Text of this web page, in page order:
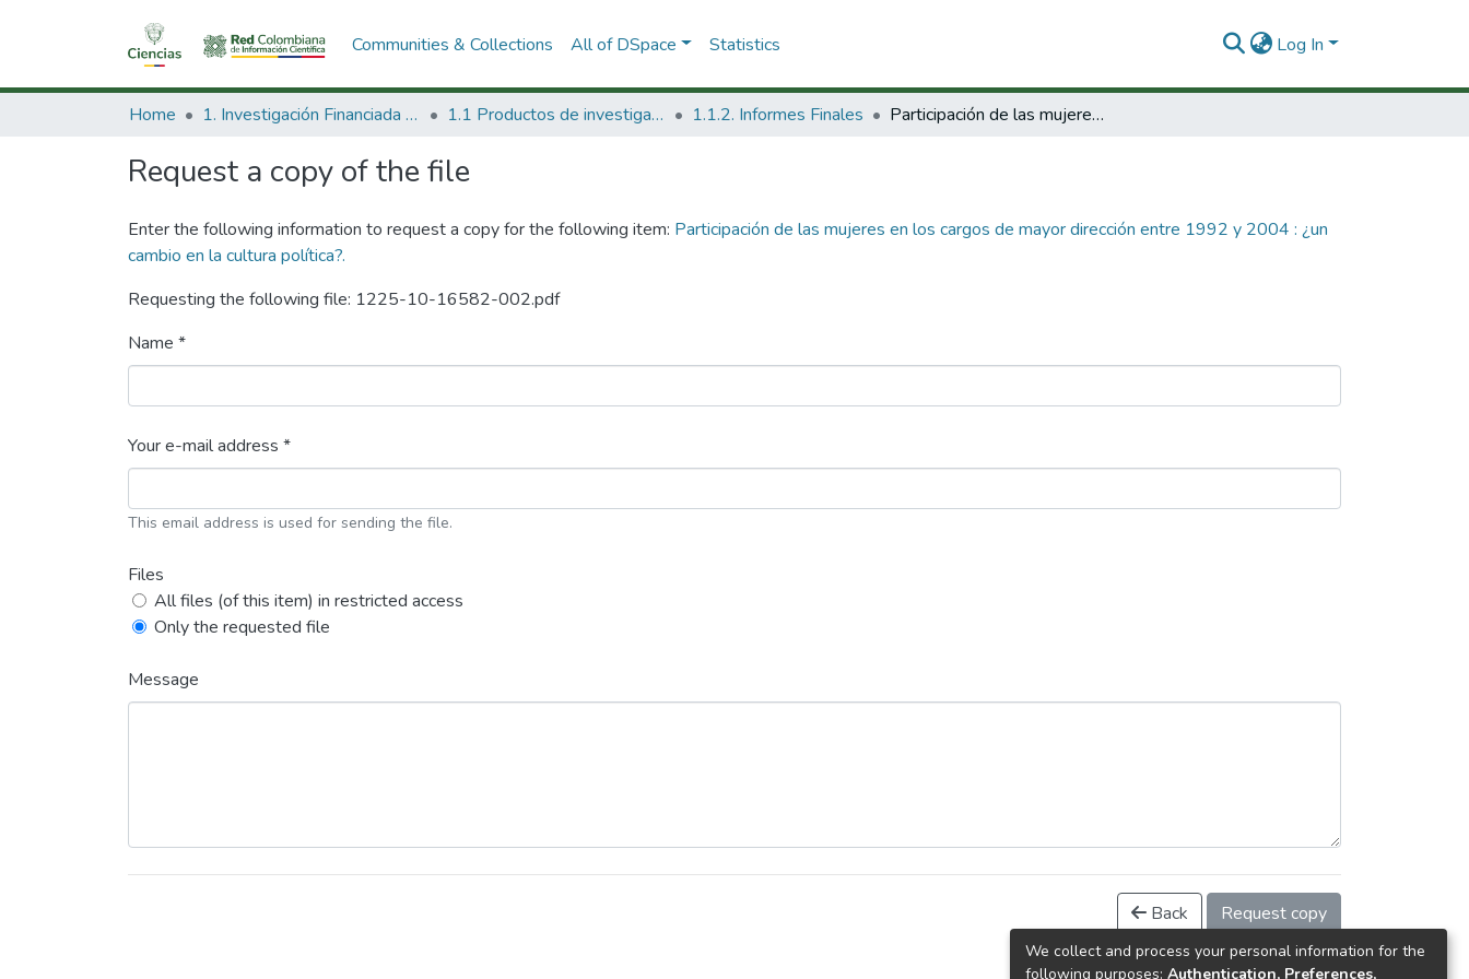
Communities & Collections All of DSpace Statistics Log In
Home 1. Investigación Financiada con Recursos Públicos 1.1 Productos de investigación 1.1.2. Informes Finales Participación de las mujeres en los cargos de mayor dirección entre 1992 y 2004 : ¿un cambio en la cultura política?.
Request a copy of the file
Enter the following information to request a copy for the following item: Participación de las mujeres en los cargos de mayor dirección entre 1992 y 2004 : ¿un
cambio en la cultura política?.
Requesting the following file: 1225-10-16582-002.pdf
Name *
Your e-mail address *
This email address is used for sending the file.
Files
All files (of this item) in restricted access
Only the requested file
Message
Back Request copy
We collect and process your personal information for the
following purposes: Authentication, Preferences,